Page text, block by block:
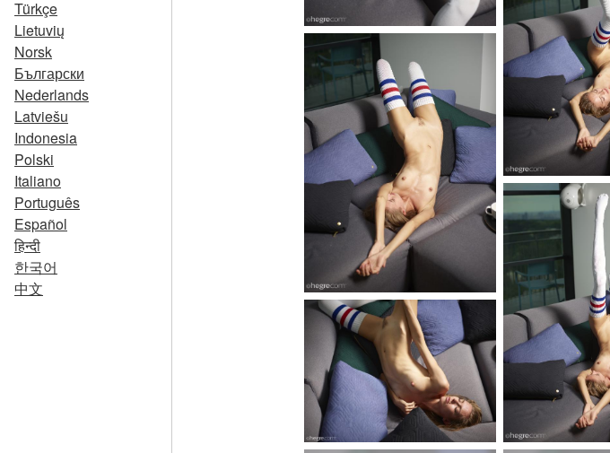
Türkçe
Lietuvių
Norsk
Български
Nederlands
Latviešu
Indonesia
Polski
Italiano
Português
Español
हिन्दी
한국어
中文